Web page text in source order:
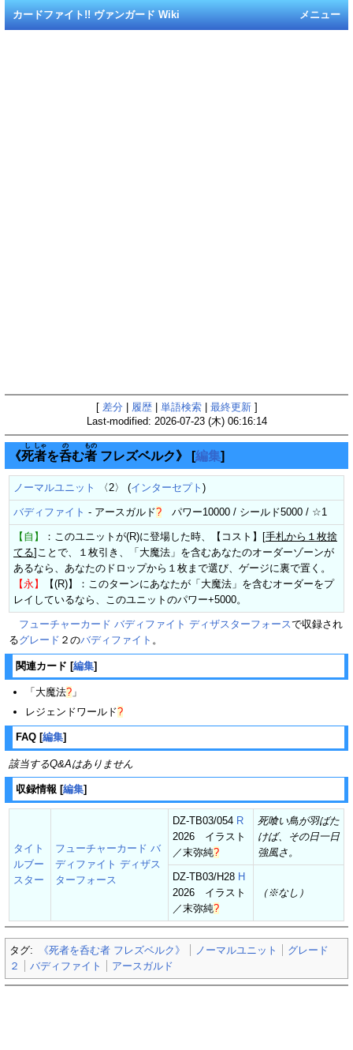
メニュー
カードファイト!! ヴァンガード Wiki
[ 差分 履歴| 単語検索| 最終更新]
Last-modified: 2026-07-23 (木) 06:16:14
《死
し
者
しゃ
を呑
の
む者
もの
フレズベルク》 [編集]
ノーマルユニット 〈2〉 (インターセプト )
バディファイト - アースガルド? パワー10000 / シールド5000 / ☆1
【自】 ：このユニットが(R)に登場した時、【コスト】[手札から１枚捨
てる]ことで、１枚引き、「大魔法」を含むあなたのオーダーゾーンが
あるなら、あなたのドロップから１枚まで選び、ゲージに裏で置く。
【永】
【(R)】：このターンにあなたが「大魔法」を含むオーダーをプ
レイしているなら、このユニットのパワー+5000。
フューチャーカード バディファイト ディザスターフォースで収録され
るグレード ２のバディファイト 。
関連カード [編集]
「 大魔法? 」
レジェンドワールド?
FAQ [編集]
該当するQ&Aはありません
収録情報 [編集]
タイト
ルブー
スター
フューチャーカード バ
ディファイト ディザス
ターフォース
DZ-TB03/054 R
2026 イラスト
／末弥純?
死喰い鳥が羽ばた
けば、その日一日
強風さ。
DZ-TB03/H28 H
2026 イラスト
／末弥純?
（※なし）
タグ: 《死者を呑む者 フレズベルク》 ノーマルユニット
グレード
２
バディファイト アースガルド